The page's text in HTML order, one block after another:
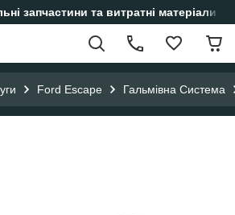
запчастини та витратні матеріали
Ford Escape Гальмівна Система